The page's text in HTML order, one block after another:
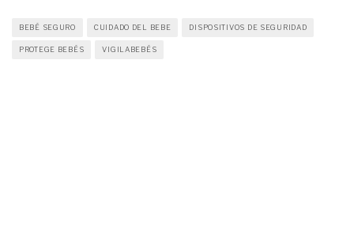
BEBÉ SEGURO CUIDADO DEL BEBE DISPOSITIVOS DE SEGURIDAD
PROTEGE BEBÉS VIGILABEBÉS